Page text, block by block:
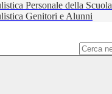
Personale della Scuola
Genitori e Alunni